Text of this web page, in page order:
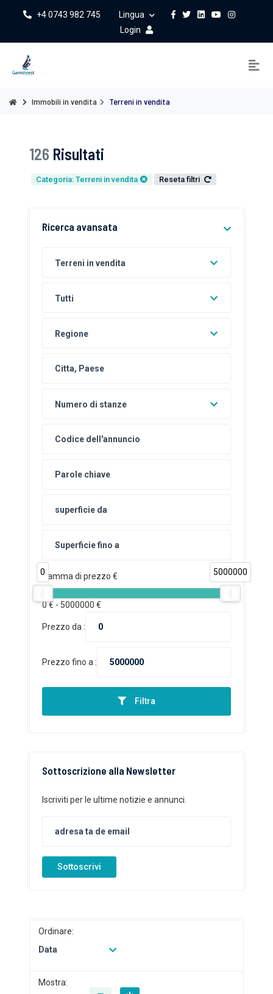
+4 0743 982 745
Lingua
Login
Immobili in vendita Terreni in vendita
126 Risultati
Categoria: Terreni in vendita Reseta filtri
Ricerca avansata
Terreni in vendita
Tutti
Regione
Numero di stanze
Gamma di prezzo €
0 5000000
0€ - 5000000 €
Prezzo da :
Prezzo fino a :
Filtra
Sottoscrizione alla Newsletter
Iscriviti per le ultime notizie e annunci.
Sottoscrivi
Ordinare:
Data
Mostra: